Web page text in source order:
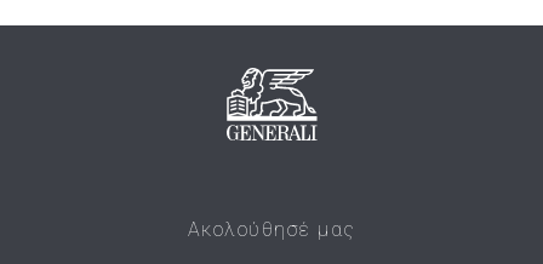
Ακολούθησέ μας